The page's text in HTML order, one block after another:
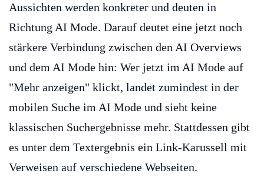
Aussichten werden konkreter und deuten in
Richtung AI Mode. Darauf deutet eine jetzt noch
stärkere Verbindung zwischen den AI Overviews
und dem AI Mode hin: Wer jetzt im AI Mode auf
"Mehr anzeigen" klickt, landet zumindest in der
mobilen Suche im AI Mode und sieht keine
klassischen Suchergebnisse mehr. Stattdessen gibt
es unter dem Textergebnis ein Link-Karussell mit
Verweisen auf verschiedene Webseiten.